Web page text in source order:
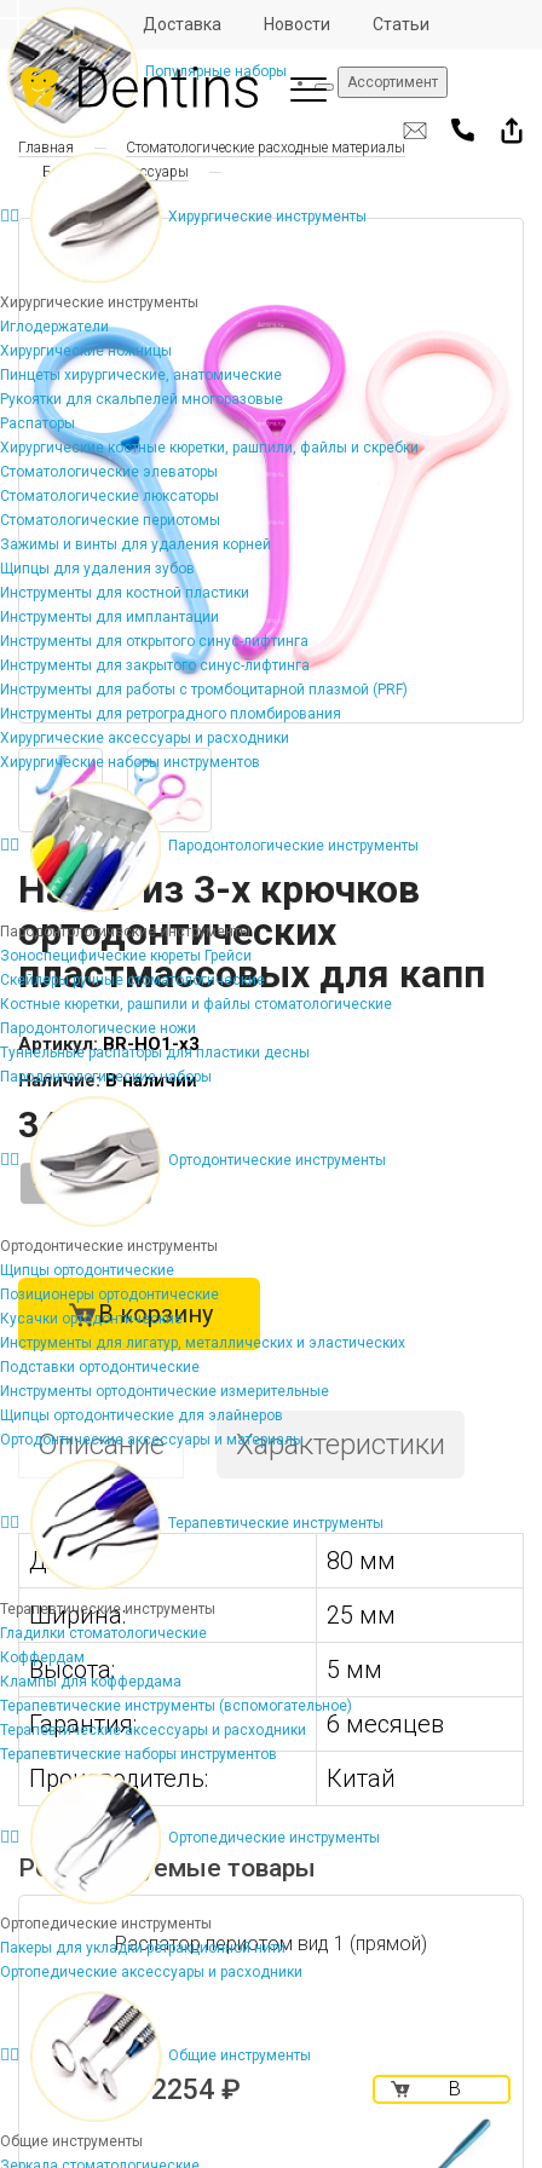
Отзывы Доставка Новости Статьи
Ассортимент
Популярные наборы
Хирургические инструменты
Хирургические инструменты
Иглодержатели
Хирургические ножницы
Пинцеты хирургические, анатомические
Рукоятки для скальпелей многоразовые
Распаторы
Хирургические костные кюретки, рашпили, файлы и скребки
Стоматологические элеваторы
Стоматологические люксаторы
Стоматологические периотомы
Зажимы и винты для удаления корней
Щипцы для удаления зубов
Инструменты для костной пластики
Инструменты для имплантации
Инструменты для открытого синус-лифтинга
Инструменты для закрытого синус-лифтинга
Инструменты для работы с тромбоцитарной плазмой (PRF)
Инструменты для ретроградного пломбирования
Хирургические аксессуары и расходники
Хирургические наборы инструментов
Пародонтологические инструменты
Пародонтологические инструменты
Зоноспецифические кюреты Грейси
Скейлеры ручные стоматологические
Костные кюретки, рашпили и файлы стоматологические
Пародонтологические ножи
Туннельные распаторы для пластики десны
Пародонтологические наборы
Ортодонтические инструменты
Ортодонтические инструменты
Щипцы ортодонтические
Позиционеры ортодонтические
Кусачки ортодонтические
Инструменты для лигатур, металлических и эластических
Подставки ортодонтические
Инструменты ортодонтические измерительные
Щипцы ортодонтические для элайнеров
Ортодонтические аксессуары и материалы
Терапевтические инструменты
Терапевтические инструменты
Гладилки стоматологические
Коффердам
Клампы для коффердама
Терапевтические инструменты (вспомогательное)
Терапевтические аксессуары и расходники
Терапевтические наборы инструментов
Ортопедические инструменты
Ортопедические инструменты
Пакеры для укладки ретракционной нити
Ортопедические аксессуары и расходники
Общие инструменты
Общие инструменты
Главная
Стоматологические расходные материалы
Брекеты и аксессуары
Набор из 3-х крючков
ортодонтических
пластмассовых для капп
Артикул:BR-HO1-x3
Наличие:В наличии
344 ₽
- +
В корзину
Описание Характеристики
Длина:
80 мм
Ширина:
25 мм
Высота:
5 мм
Гарантия:
6 месяцев
Производитель:
Китай
Рекомендуемые товары
Распатор периотом вид 1 (прямой)
2254 ₽
В
корзину